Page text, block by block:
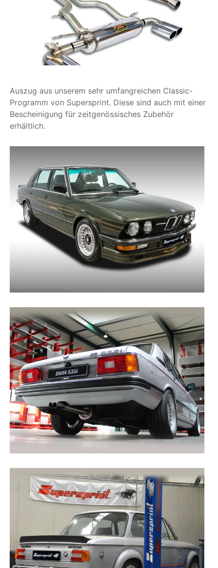
Auszug aus unserem sehr umfangreichen Classic-
Programm von Supersprint. Diese sind auch mit einer
Bescheinigung für zeitgenössisches Zubehör
erhältlich.